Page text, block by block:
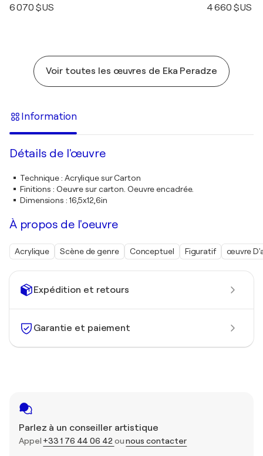
Expédition et retours
Garantie et paiement
Parlez à un conseiller artistique
Appel +33 1 76 44 06 42 ounous contacter
6 070 $US 4 660 $US
Voir toutes les œuvres de Eka Peradze
Information
Détails de l'œuvre
Technique: Acrylique sur Carton
Finitions : Oeuvre sur carton. Oeuvre encadrée.
Dimensions : 16,5x12,6in
À propos de l'oeuvre
Acrylique Scène de genre Conceptuel Figuratif œuvre